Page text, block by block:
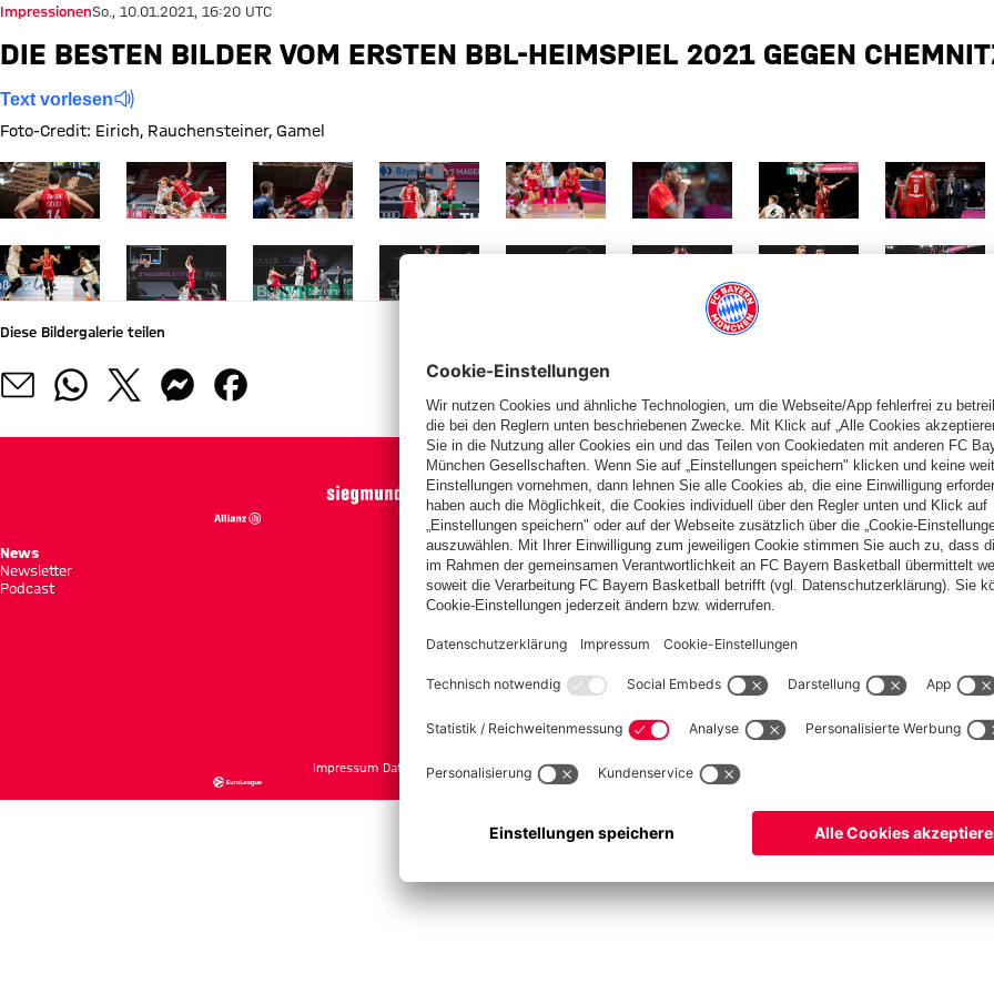
ImpressionenSo., 10.01.2021, 16:20 UTC
DIE BESTEN BILDER VOM ERSTEN BBL-HEIMSPIEL 2021 GEGEN
Text vorlesen
Foto-Credit: Eirich, Rauchensteiner, Gamel
Zeige in voller GrößeZeige in voller GrößeZeige in voller GrößeZeige in voller GrößeZeige in voller GrößeZeige in voller GrößeZeige in voller GrößeZeige in voller
Zeige in voller GrößeZeige in voller GrößeZeige in voller GrößeZeige in voller GrößeZeige in voller GrößeZeige in voller GrößeZeige in voller GrößeZeige in voller
Diese Bildergalerie teilen
PARTNER
News
Newsletter
Podcast
Spielplan
Tabelle
Tickets
Teams
Profis
ProB
Impressum Datenschutz Nutzungsbedingungen Barrierefreiheit Kinder- und Jugendschutz